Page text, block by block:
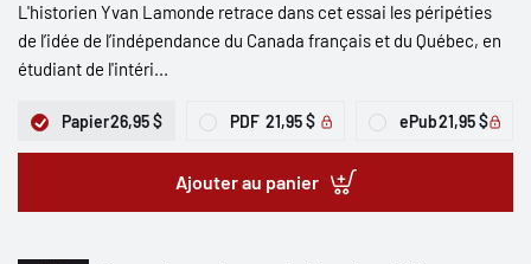
L'historien Yvan Lamonde retrace dans cet essai les péripéties
de l’idée de l’indépendance du Canada français et du Québec, en
étudiant de l'intéri...
Papier26,95 $ PDF 21,95 $ ePub21,95 $
Ajouter au panier